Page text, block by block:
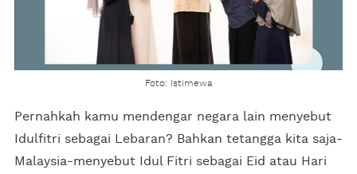
Foto: Istimewa
Pernahkah kamu mendengar negara lain menyebut
Idulfitri sebagai Lebaran? Bahkan tetangga kita saja-
Malaysia-menyebut Idul Fitri sebagai Eid atau Hari